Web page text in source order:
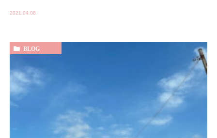
2021.04.08
BLOG